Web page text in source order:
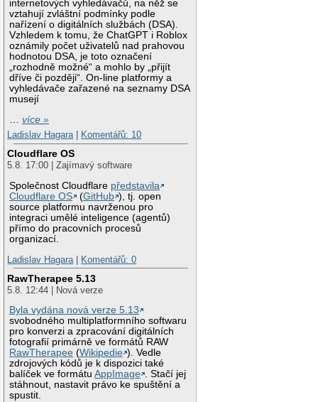
internetových vyhledávačů, na něž se
vztahují zvláštní podmínky podle
nařízení o digitálních službách (DSA).
Vzhledem k tomu, že ChatGPT i Roblox
oznámily počet uživatelů nad prahovou
hodnotou DSA, je toto označení
„rozhodně možné“ a mohlo by „přijít
dříve či později“. On-line platformy a
vyhledávače zařazené na seznamy DSA
musejí
…více »
Ladislav Hagara| Komentářů: 10
Cloudflare OS
5.8. 17:00 | Zajímavý software
Společnost Cloudflare představila
Cloudflare OS
(GitHub ), tj. open
source platformu navrženou pro
integraci umělé inteligence (agentů)
přímo do pracovních procesů
organizací.
Ladislav Hagara| Komentářů: 0
RawTherapee 5.13
5.8. 12:44 | Nová verze
Byla vydána nová verze 5.13
svobodného multiplatformního softwaru
pro konverzi a zpracování digitálních
fotografií primárně ve formátů RAW
RawTherapee (Wikipedie ). Vedle
zdrojových kódů je k dispozici také
balíček ve formátuAppImage . Stačí jej
stáhnout, nastavit právo ke spuštění a
spustit.